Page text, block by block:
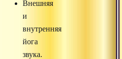
Внешняя
и
внутренняя
йога
звука.